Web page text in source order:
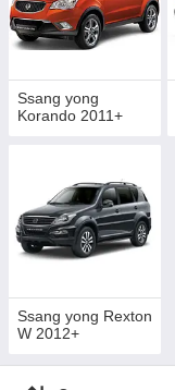
Ssang yong
Korando 2011+
Ssang yong Rexton
W 2012+